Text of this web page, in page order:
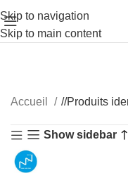
Skip to navigation
Skip to main content
Accueil / Produits
Show sidebar